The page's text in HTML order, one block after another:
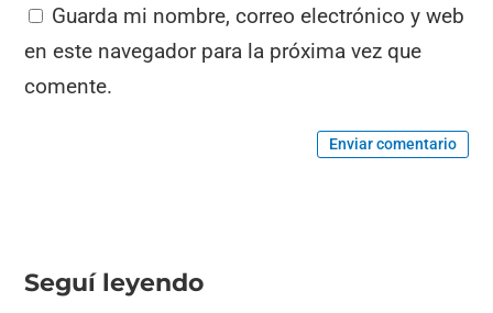
Guarda mi nombre, correo electrónico y web
en este navegador para la próxima vez que
comente.
Enviar comentario
Seguí leyendo